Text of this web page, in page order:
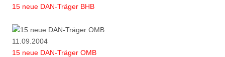
15 neue DAN-Träger BHB
11.09.2004
15 neue DAN-Träger OMB